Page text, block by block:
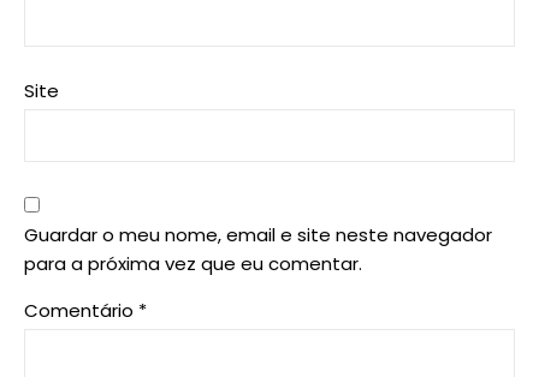
Site
Guardar o meu nome, email e site neste navegador
para a próxima vez que eu comentar.
Comentário *